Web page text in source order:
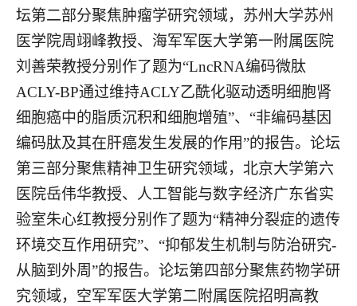
坛第二部分聚焦肿瘤学研究领域，苏州大学苏州
医学院周翊峰教授、海军军医大学第一附属医院
刘善荣教授分别作了题为“LncRNA编码微肽
ACLY-BP通过维持ACLY乙酰化驱动透明细胞肾
细胞癌中的脂质沉积和细胞增殖”、“非编码基因
编码肽及其在肝癌发生发展的作用”的报告。论坛
第三部分聚焦精神卫生研究领域，北京大学第六
医院岳伟华教授、人工智能与数字经济广东省实
验室朱心红教授分别作了题为“精神分裂症的遗传
环境交互作用研究”、“抑郁发生机制与防治研究-
从脑到外周”的报告。论坛第四部分聚焦药物学研
究领域，空军军医大学第二附属医院招明高教